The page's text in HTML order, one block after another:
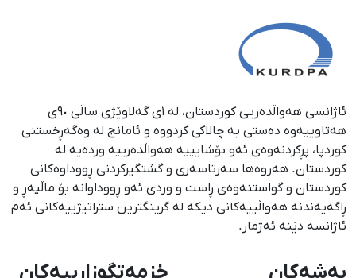
ئاژانسی هەواڵدەریی کوردستان، لە ١ی گەلاوێژی ساڵی ٩٠ی
هەتاوییەوە دەستی بە چالاکی کردووە و ئامانج لە وەگەڕخستنی
كوردپا، پڕكردنەوەی ئەو بۆشایییە هەواڵدەرییە وردەیە لە
كوردستان. هەروەها سەرتاسەری و گشتگیركردنی ڕووداوەكانی
كوردستان و گواستنەوەی ڕاست و وردی ئەو ڕووداوانە بۆ ماڵپەڕ و
ڕاگەیەندنە هەواڵییەكانی دیكە لە گرینگترین ستراتیژییەكانی ئەم
ئاژانسە دێنە ئەژمار.
بەشەکان خزمەتگوزارییەکان